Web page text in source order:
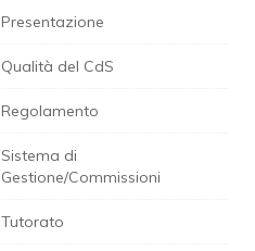
Presentazione
Qualità del CdS
Regolamento
Sistema di
Gestione/Commissioni
Tutorato